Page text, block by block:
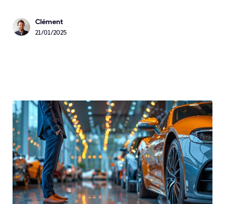
Clément
21/01/2025